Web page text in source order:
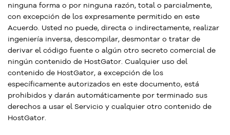
ninguna forma o por ninguna razón, total o parcialmente,
con excepción de los expresamente permitido en este
Acuerdo. Usted no puede, directa o indirectamente, realizar
ingeniería inversa, descompilar, desmontar o tratar de
derivar el código fuente o algún otro secreto comercial de
ningún contenido de HostGator. Cualquier uso del
contenido de HostGator, a excepción de los
específicamente autorizados en este documento, está
prohibidos y darán automáticamente por terminado sus
derechos a usar el Servicio y cualquier otro contenido de
HostGator.